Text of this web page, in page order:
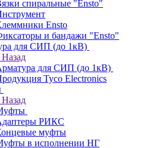
спиральные "Ensto"
Ensto
и бандажи "Ensto"
для СИП (до 1кВ)
Назад
для СИП (до 1кВ)
Tyco Electronics
Назад
РИКС
муфты
в исполнении НГ